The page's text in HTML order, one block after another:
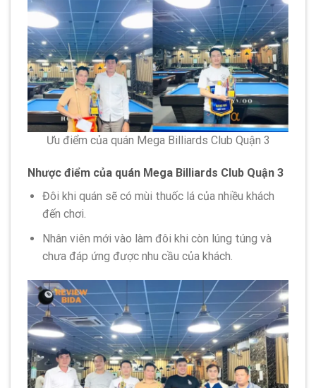
Ưu điểm của quán Mega Billiards Club Quận 3
Nhược điểm của quán Mega Billiards Club Quận 3
Đôi khi quán sẽ có mùi thuốc lá của nhiều khách
đến chơi.
Nhân viên mới vào làm đôi khi còn lúng túng và
chưa đáp ứng được nhu cầu của khách.